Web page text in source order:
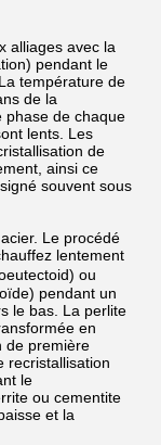
alliages avec la
pendant le
température de
de la
phase de chaque
lents. Les
de
ainsi ce
souvent sous
Le procédé
lentement
ou
pendant un
le bas. La perlite
en
de première
recristallisation
le
ou cementite
et la